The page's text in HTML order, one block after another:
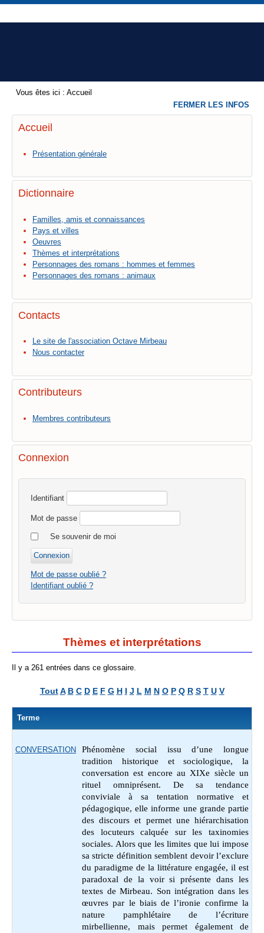
Vous êtes ici : Accueil
Accueil
Présentation générale
Dictionnaire
Familles, amis et connaissances
Pays et villes
Oeuvres
Thèmes et interprétations
Personnages des romans : hommes et femmes
Personnages des romans : animaux
Contacts
Le site de l'association Octave Mirbeau
Nous contacter
Contributeurs
Membres contributeurs
Connexion
Identifiant
Mot de passe
Se souvenir de moi
Mot de passe oublié ?
Identifiant oublié ?
Thèmes et interprétations
Il y a 261 entrées dans ce glossaire.
Tout A B C D E F G H I J L M N O P Q R S T U V
Terme
CONVERSATION
Phénomène social issu d’une longue
tradition historique et sociologique, la
conversation est encore au XIXe siècle un
rituel omniprésent. De sa tendance
conviviale à sa tentation normative et
pédagogique, elle informe une grande partie
des discours et permet une hiérarchisation
des locuteurs calquée sur les taxinomies
sociales. Alors que les limites que lui impose
sa stricte définition semblent devoir l’exclure
du paradigme de la littérature engagée, il est
paradoxal de la voir si présente dans les
textes de Mirbeau. Son intégration dans les
œuvres par le biais de l’ironie confirme la
nature pamphlétaire de l’écriture
mirbellienne, mais permet également de
FERMER LES INFOS